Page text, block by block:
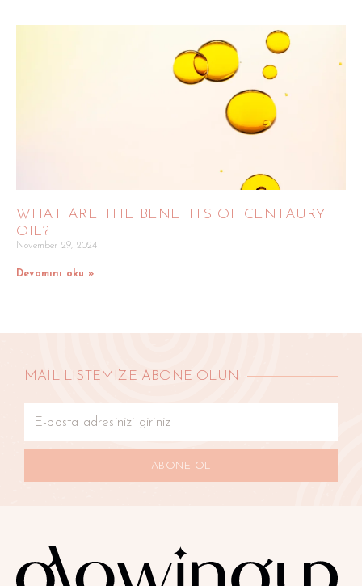
WHAT ARE THE BENEFITS OF CENTAURY
OIL?
November 29, 2024
Devamını oku »
MAİL LİSTEMİZE ABONE OLUN
ABONE OL